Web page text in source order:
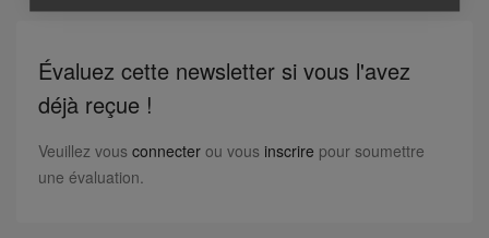
Évaluez cette newsletter si vous l'avez
déjà reçue !
Veuillez vous connecter ou vous inscrire pour soumettre
une évaluation.